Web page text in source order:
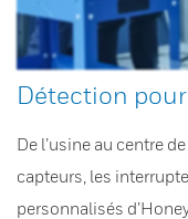
Détection
De l’usine au centre
capteurs, les
personnalisés